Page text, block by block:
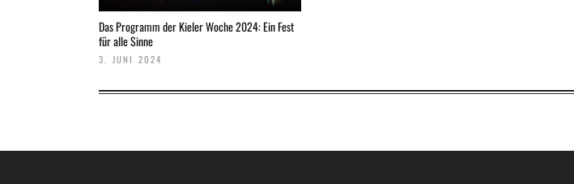
Das Programm der Kieler Woche 2024: Ein Fest
für alle Sinne
3. JUNI 2024